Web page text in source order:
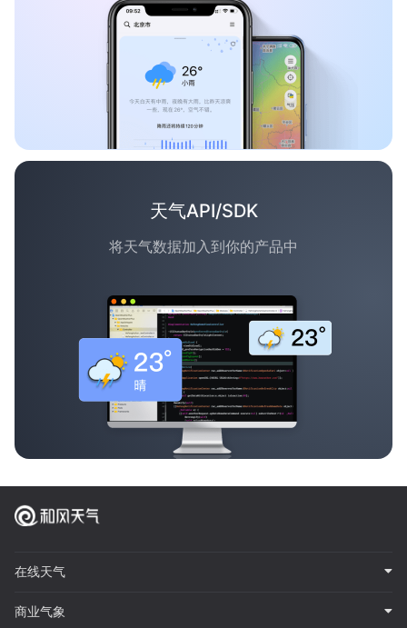
天气API/SDK
将天气数据加入到你的产品中
在线天气
商业气象